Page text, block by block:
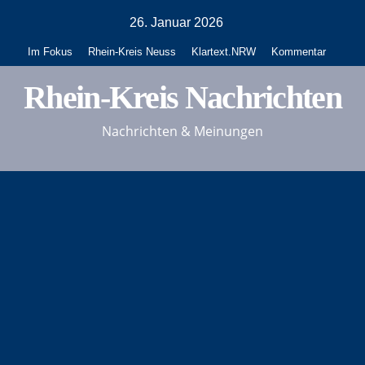
springen
26. Januar 2026
Im Fokus Rhein-Kreis Neuss Klartext.NRW Kommentar
Rhein-Kreis Nachrichten
Nachrichten & Meinungen